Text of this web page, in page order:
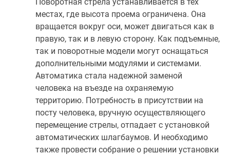
местах, где высота проема ограничена. Она
вращается вокруг оси, может двигаться как в
правую, так и в левую сторону. Как подъемные,
так и поворотные модели могут оснащаться
дополнительными модулями и системами.
Автоматика стала надежной заменой
человека на въезде на охраняемую
территорию. Потребность в присутствии на
посту человека, вручную осуществляющего
перемещение стрелы, отпадает с установкой
автоматических шлагбаумов. И необходимо
также провести собрание о решении установки